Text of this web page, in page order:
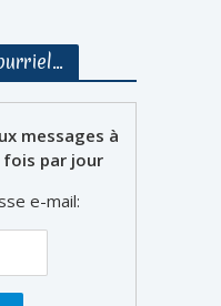
messages à
fois par jour
e-mail: